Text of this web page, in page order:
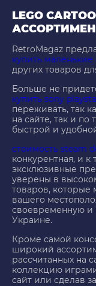
LEGO
RetroMagaz
купить маленькие
других товаров
Больше не
купить sony
переживать, так
на сайте, так и по
быстрой и
стоимость steam
конкурентная, и
эксклюзивные
уверены в
товаров, которые
вашего
своевременную и
Украине.
Кроме самой
широкий
рассчитанных на
коллекцию
сайт или сделав